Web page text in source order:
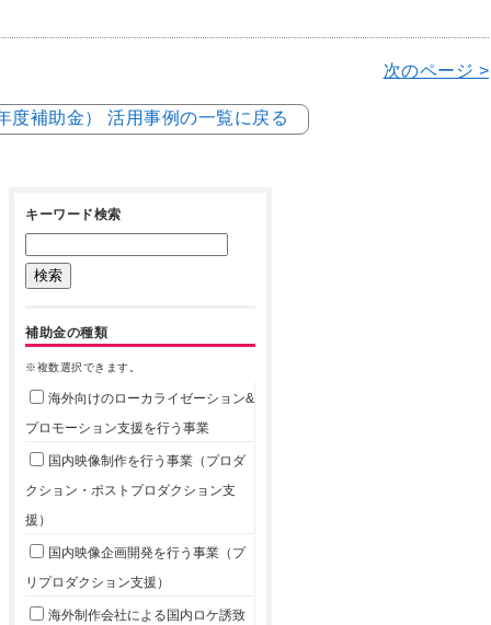
次のページ >
度補助金） 活用事例の一覧に戻る
キーワード検索
補助金の種類
※複数選択できます。
海外向けのローカライゼーション&
プロモーション支援を行う事業
国内映像制作を行う事業（プロダ
クション・ポストプロダクション支
援）
国内映像企画開発を行う事業（プ
リプロダクション支援）
海外制作会社による国内ロケ誘致